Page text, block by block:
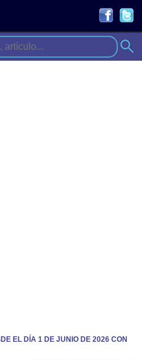
EL DÍA 1 DE JUNIO DE 2026 CON